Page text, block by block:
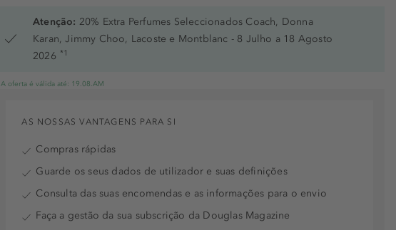
Atenção: 20% Extra Perfumes Seleccionados Coach, Donna
Karan, Jimmy Choo, Lacoste e Montblanc - 8 Julho a 18 Agosto
2026 *1
A oferta é válida até: 19.08.AM
AS NOSSAS VANTAGENS PARA SI
Compras rápidas
Guarde os seus dados de utilizador e suas definições
Consulta das suas encomendas e as informações para o envio
Faça a gestão da sua subscrição da Douglas Magazine